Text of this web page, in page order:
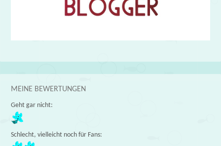
MEINE BEWERTUNGEN
Geht gar nicht:
Schlecht, vielleicht noch für Fans: